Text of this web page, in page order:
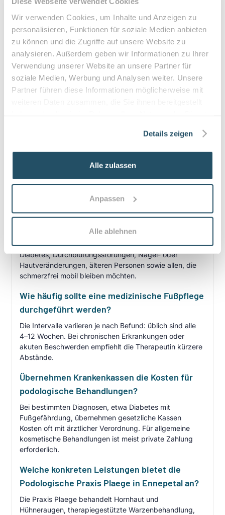
Wir verwenden Cookies, um Inhalte und Anzeigen zu
personalisieren, Funktionen für soziale Medien anbieten
zu können und die Zugriffe auf unsere Website zu
analysieren. Außerdem geben wir Informationen zu Ihrer
Verwendung unserer Website an unsere Partner für
soziale Medien, Werbung und Analysen weiter. Unsere
Partner führen diese Informationen möglicherweise mit
Details zeigen
Alle zulassen
Anpassen
Alle ablehnen
Diabetes mellitus mit Fußkomplikationen
Durchblutungsstörungen der Füße
Sensibilitätsstörungen
Querschnittslähmung
Zuzahlung & Kosten:
•10% Zuzahlung pro Behandlung (mind. 5€, max. 10€)
Befreiung bei chronischen Erkrankungen möglich
Häufige Fragen zum Praxisbesuch
Behandlung und für wen ist sie geeignet?
Fußpflege zur Vorbeugung und Behandlung von
Fußproblemen. Sie eignet sich für Menschen mit
Diabetes, Durchblutungsstörungen, Nagel- oder
Hautveränderungen, älteren Personen sowie allen, die
schmerzfrei mobil bleiben möchten.
Wie häufig sollte eine medizinische Fußpflege
durchgeführt werden?
Die Intervalle variieren je nach Befund: üblich sind alle
4–12 Wochen. Bei chronischen Erkrankungen oder
akuten Beschwerden empfiehlt die Therapeutin kürzere
Abstände.
Übernehmen Krankenkassen die Kosten für
podologische Behandlungen?
Bei bestimmten Diagnosen, etwa Diabetes mit
Fußgefährdung, übernehmen gesetzliche Kassen
Kosten oft mit ärztlicher Verordnung. Für allgemeine
kosmetische Behandlungen ist meist private Zahlung
erforderlich.
Welche konkreten Leistungen bietet die
Podologische Praxis Plaege in Ennepetal an?
Die Praxis Plaege behandelt Hornhaut und
Hühneraugen, therapiegestützte Warzenbehandlung,